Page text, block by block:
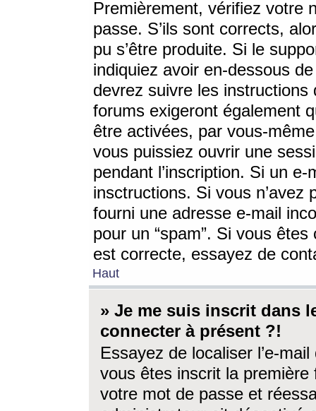
Premièrement, vérifiez votre
passe. S’ils sont corrects,
pu s’être produite. Si le
indiquiez avoir en-dessous
devrez suivre les
forums exigeront également
être activées, par vous-
vous puissiez ouvrir une
pendant l’inscription. Si un
insctructions. Si vous n’avez
fourni une adresse e-mail
pour un “spam”. Si vous
est correcte, essayez de
Haut
» Je me suis inscrit dans
connecter à présent ?!
Essayez de localiser l’e-
vous êtes inscrit la première
votre mot de passe et